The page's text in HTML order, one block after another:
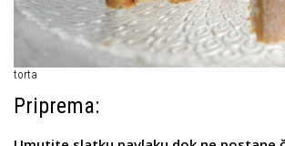
torta
Priprema: